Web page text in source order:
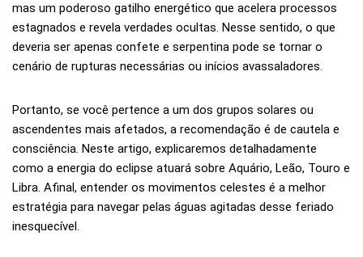
mas um poderoso gatilho energético que acelera processos
estagnados e revela verdades ocultas. Nesse sentido, o que
deveria ser apenas confete e serpentina pode se tornar o
cenário de rupturas necessárias ou inícios avassaladores.
Portanto, se você pertence a um dos grupos solares ou
ascendentes mais afetados, a recomendação é de cautela e
consciência. Neste artigo, explicaremos detalhadamente
como a energia do eclipse atuará sobre Aquário, Leão, Touro e
Libra. Afinal, entender os movimentos celestes é a melhor
estratégia para navegar pelas águas agitadas desse feriado
inesquecível.